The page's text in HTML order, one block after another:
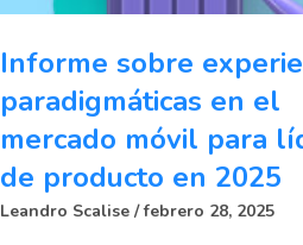
Informe sobre
paradigmáticas en el
mercado móvil para
de producto en 2025
Leandro Scalise febrero 28, 2025